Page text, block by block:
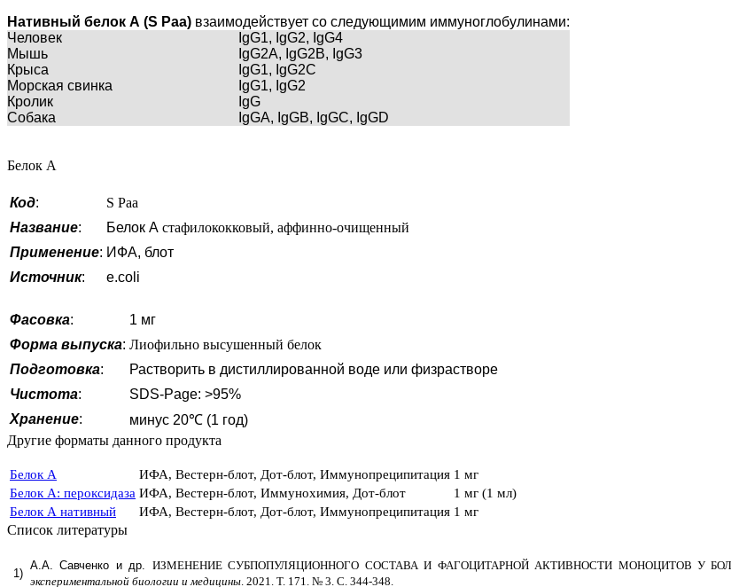
Нативный белок А (S Paa) взаимодействует со следующимим иммуноглобулинами:
Человек
IgG1, IgG2, IgG4
Мышь
IgG2A, IgG2B, IgG3
Крыса
IgG1, IgG2C
Морская свинка
IgG1, IgG2
Кролик
IgG
Собака
IgGA, IgGB, IgGC, IgGD
Белок А
Код:
S Paa
Название: Белок А стафилококковый, аффинно-очищенный
Применение: ИФА, блот
Источник: e.coli
Фасовка:
1 мг
Форма выпуска: Лиофильно высушенный белок
Подготовка:
Растворить в дистиллированной воде или физрастворе
Чистота:
SDS-Page: >95%
Хранение:
минус 20℃ (1 год)
Другие форматы данного продукта
Белок А ИФА, Вестерн-блот, Дот-блот, Иммунопреципитация 1 мг
Белок А: пероксидаза ИФА, Вестерн-блот, Иммунохимия, Дот-блот
1 мг (1 мл)
Белок А нативный
ИФА, Вестерн-блот, Дот-блот, Иммунопреципитация 1 мг
Список литературы
1)
А.А. Савченко и др. ИЗМЕНЕНИЕ СУБПОПУЛЯЦИОННОГО СОСТАВА И ФАГОЦИТАРНОЙ АКТИВНОСТИ МОНОЦИТОВ У
экспериментальной биологии и медицины . 2021. Т. 171. № 3. С. 344-348.